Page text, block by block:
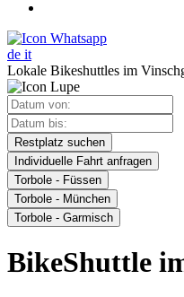
de it
Lokale Bikeshuttles im
Restplatz suchen
Individuelle Fahrt anfragen
Torbole - Füssen
Torbole - München
Torbole - Garmisch
BikeShuttle